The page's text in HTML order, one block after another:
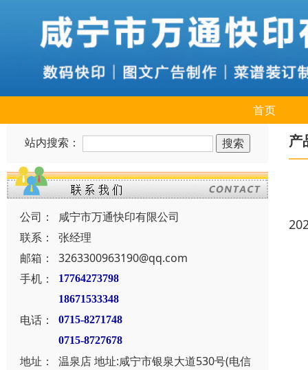
首页
站内搜索：
公司：
咸宁市万通快印有限公司
联系：
张经理
邮箱：
3263300963190@qq.com
手机：
17764273798
18671533348
电话：
0715-8271748
0715-8727678
地址：
温泉店 地址:咸宁市银泉大道530号(电信
产